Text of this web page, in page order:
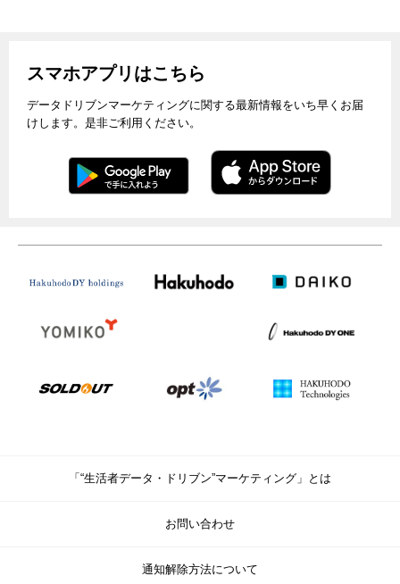
スマホアプリはこちら
データドリブンマーケティングに関する最新情報をいち早くお届
けします。是非ご利用ください。
「“生活者データ・ドリブン”マーケティング」とは
お問い合わせ
通知解除方法について